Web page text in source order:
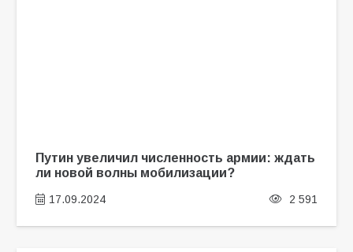
Путин увеличил численность армии: ждать
ли новой волны мобилизации?
17.09.2024 2 591